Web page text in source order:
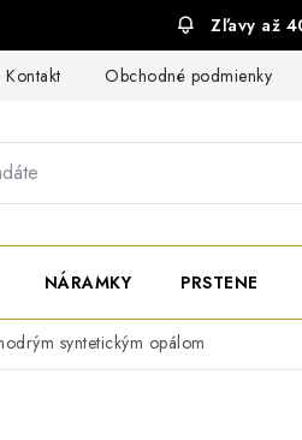
Zľavy až
Kontakt Obchodné podmienky
NÁRAMKY PRSTENE
syntetickým opálom